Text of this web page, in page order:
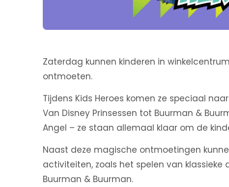
Zaterdag kunnen kinderen in
ontmoeten.
Tijdens Kids Heroes komen ze speciaal
Van Disney Prinsessen tot Buurman &
Angel – ze staan allemaal klaar om de
Naast deze magische ontmoetingen
activiteiten, zoals het spelen van
Buurman & Buurman.